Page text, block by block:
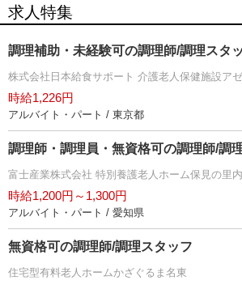
求人特集
調理補助・未経験可の調理師/調理スタ
株式会社日本給食サポート 介護老人保健施設ア
時給1,226円
アルバイト・パート / 東京都
調理師・調理員・無資格可の調理師/調
富士産業株式会社 特別養護老人ホーム保見の里
時給1,200円～1,300円
アルバイト・パート / 愛知県
無資格可の調理師/調理スタッフ
住宅型有料老人ホームかざぐるま名東